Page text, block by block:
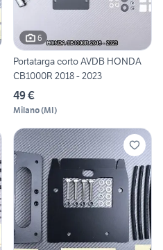
6
Portatarga corto AVDB HONDA
CB1000R 2018 - 2023
49 €
Milano(MI)